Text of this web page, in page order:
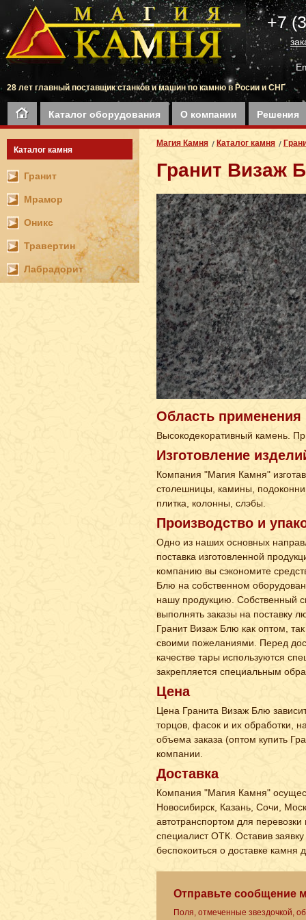
+7
28 лет главный поставщик станков и машин по камню в Росии и СНГ
Каталог оборудования О компании Решения
Каталог камня
Гранит
Мрамор
Оникс
Травертин
Лабрадорит
Магия Камня Каталог камня
Гранит Визаж
Область применения
Высокодекоративный камень.
Изготовление
Компания "Магия Камня"
столешницы, камины,
плитка, колонны, слэбы.
Производство и
Одно из наших основных
поставка изготовленной
компанию вы сэкономите
Блю на собственном
нашу продукцию. Собственный
выполнять заказы на поставку
Гранит Визаж Блю как оптом,
своими пожеланиями. Перед
качестве тары используются
закрепляется специальным
Цена
Цена Гранита Визаж Блю
торцов, фасок и их обработки,
объема заказа (оптом купить
компании.
Доставка
Компания "Магия Камня"
Новосибирск, Казань, Сочи,
автотранспортом для
специалист ОТК. Оставив
беспокоиться о доставке
Отправьте сообщение
Поля, отмеченные звездочкой,